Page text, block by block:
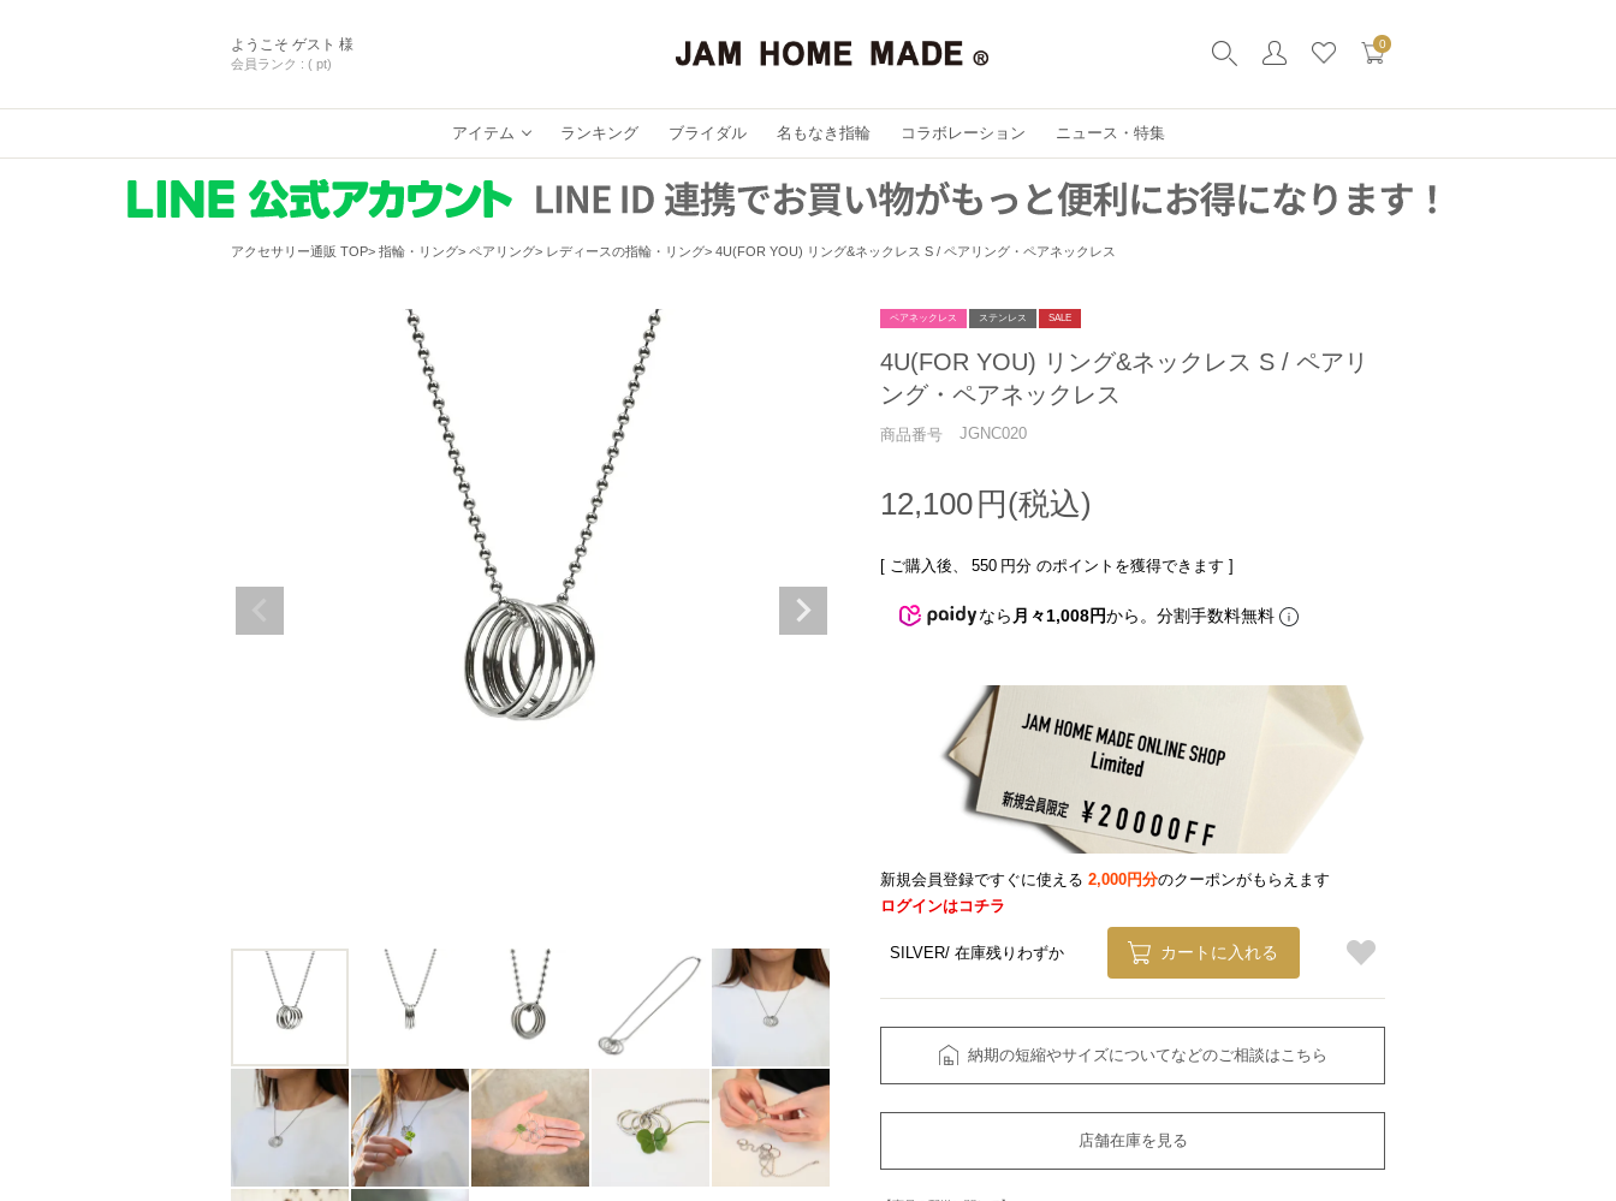
ようこそ ゲスト 様
会員ランク : ( pt)
0
アイテム ランキング ブライダル 名もなき指輪 コラボレーション ニュース・特集
アクセサリー通販 TOP 指輪・リング ペアリング レディースの指輪・リング 4U(FOR YOU) リング&ネックレス S / ペアリング・ペアネックレス
ペアネックレス ステンレス SALE
4U(FOR YOU) リング&ネックレス S / ペアリ
ング・ペアネックレス
商品番号 JGNC020
12,100
[ ご購入後、 550 円分 のポイントを獲得できます ]
なら 月々1,008円から。分割手数料無料
新規会員登録ですぐに使える 2,000円分のクーポンがもらえます
ログインはコチラ
SILVER 在庫残りわずか カートに入れる
納期の短縮やサイズについてなどのご相談はこちら
店舗在庫を見る